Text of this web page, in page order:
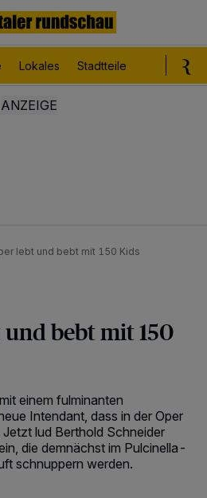
Lokales Stadtteile
lebt und bebt mit 150 Kids
bebt mit 150
einem fulminanten
Intendant, dass in der Oper
lud Berthold Schneider
die demnächst im Pulcinella-
schnuppern werden.